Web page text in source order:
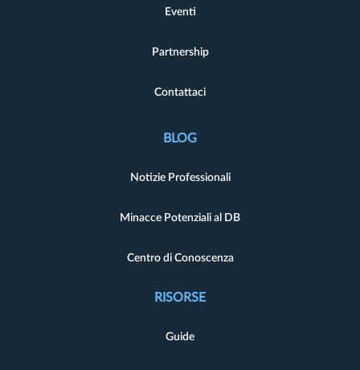
Eventi
Partnership
Contattaci
BLOG
Notizie Professionali
Minacce Potenziali al DB
Centro di Conoscenza
RISORSE
Guide